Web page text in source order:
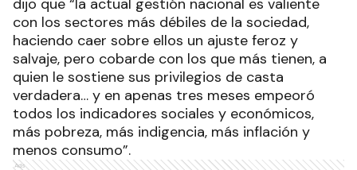
con los sectores más débiles de la sociedad,
haciendo caer sobre ellos un ajuste feroz y
salvaje, pero cobarde con los que más tienen, a
quien le sostiene sus privilegios de casta
verdadera… y en apenas tres meses empeoró
todos los indicadores sociales y económicos,
más pobreza, más indigencia, más inflación y
menos consumo”.
Ads